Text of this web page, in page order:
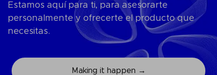
Estamos aquí para ti, para asesorarte
personalmente y ofrecerte el producto que
necesitas.
Making it happen →